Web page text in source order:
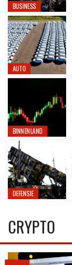
BUSINESS
AUTO
BINNENLAND
DEFENSIE
CRYPTO